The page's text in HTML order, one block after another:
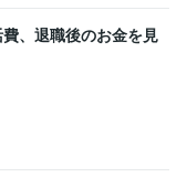
、退職後のお金を見